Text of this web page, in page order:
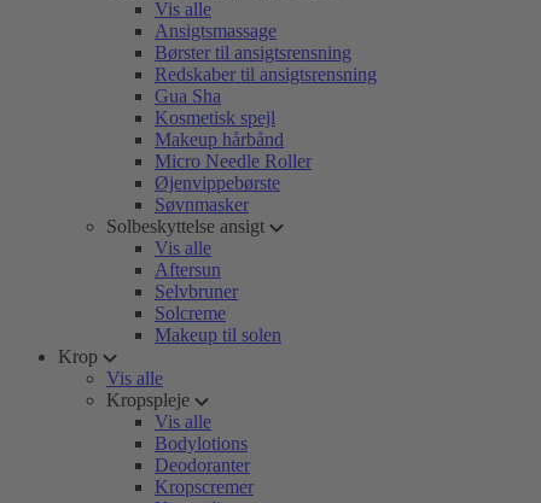
Vis alle
Ansigtsmassage
Børster til ansigtsrensning
Redskaber til ansigtsrensning
Gua Sha
Kosmetisk spejl
Makeup hårbånd
Micro Needle Roller
Øjenvippebørste
Søvnmasker
Solbeskyttelse ansigt
Vis alle
Aftersun
Selvbruner
Solcreme
Makeup til solen
Krop
Vis alle
Kropspleje
Vis alle
Bodylotions
Deodoranter
Kropscremer